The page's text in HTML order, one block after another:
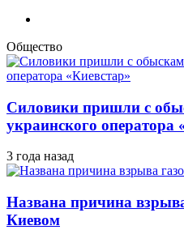
Общество
Силовики пришли с
украинского оператора
3 года назад
Названа причина
Киевом